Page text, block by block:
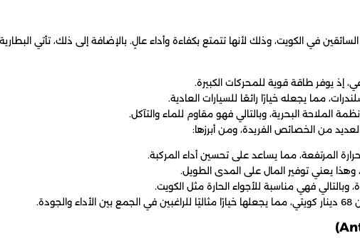
السائقين في الكويت، وذلك لأنها تتمتع بكفاءة وأداء عالٍ. بالإضافة إلى ذلك، تأتي
إذ يوفر طاقة قوية للمحركات الكبيرة.
مما يجعله خيارًا رائعًا للسيارات العادية.
الملاحة البحرية، وبالتالي فهو مقاوم للماء والتآكل.
العديد من الخصائص الفريدة، ومن أبرزها:
المرتفعة، مما يساعد على تحسين أداء المركبة.
وبالتالي فهي مناسبة للأجواء الحارة مثل الكويت.